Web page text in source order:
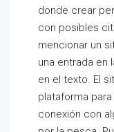
donde crear
con posibles
mencionar un
una entrada en
en el texto. El
plataforma
conexión con